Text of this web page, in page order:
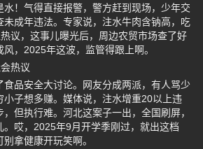
！气得直接报警，警方赶到现场，少年交
成年违法。专家说，注水牛肉含钠高，吃
议，这事儿曝光后，周边农贸市场查了好
，2025年这波，监管得跟上啊。
热议
品安全大讨论。网友分成两派，有人骂少
小子想多赚。媒体说，注水增重20以上违
但执行难。河北这案子一出，全国刷屏，
哎，2025年9月开学季刚过，就出这档
拿健康开玩笑啊。